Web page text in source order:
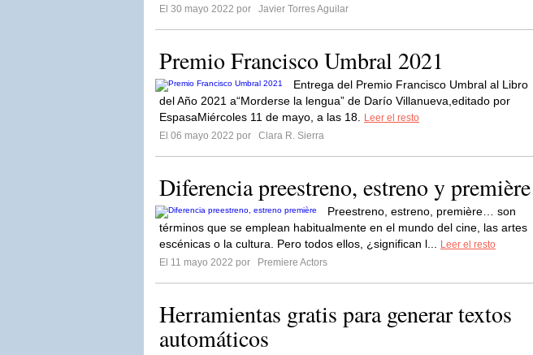
El 30 mayo 2022 por
Javier Torres Aguilar
Premio Francisco Umbral 2021
Entrega del Premio Francisco Umbral al Libro
del Año 2021 a“Morderse la lengua” de Darío Villanueva,editado por
EspasaMiércoles 11 de mayo, a las 18.
Leer el resto
El 06 mayo 2022 por
Clara R. Sierra
Diferencia preestreno, estreno y première
Preestreno, estreno, première… son
términos que se emplean habitualmente en el mundo del cine, las artes
escénicas o la cultura. Pero todos ellos, ¿significan l...
Leer el resto
El 11 mayo 2022 por
Premiere Actors
Herramientas gratis para generar textos
automáticos